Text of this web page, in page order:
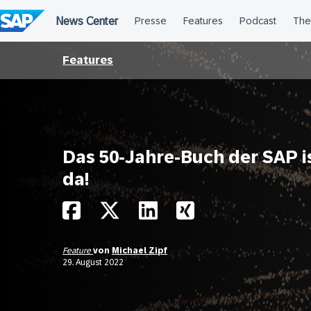
Features
Das 50-Jahre-Buch der SAP
da!
Featurevon Michael Zipf
29. August 2022